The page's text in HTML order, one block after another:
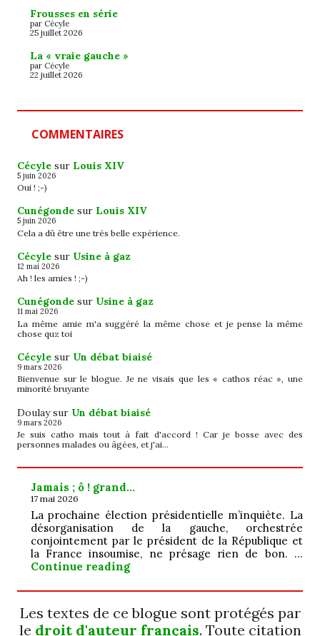
Frousses en série
par Cécyle
25 juillet 2026
La « vraie gauche »
par Cécyle
22 juillet 2026
COMMENTAIRES
Cécyle sur Louis XIV
5 juin 2026
Oui ! ;-)
Cunégonde sur Louis XIV
5 juin 2026
Cela a dû être une très belle expérience.
Cécyle sur Usine à gaz
12 mai 2026
Ah ! les amies ! ;-)
Cunégonde sur Usine à gaz
11 mai 2026
La même amie m'a suggéré la même chose et je pense la même
chose quz toi
Cécyle sur Un débat biaisé
9 mars 2026
Bienvenue sur le blogue. Je ne visais que les « cathos réac », une
minorité bruyante
Doulaysur Un débat biaisé
9 mars 2026
Je suis catho mais tout à fait d'accord ! Car je bosse avec des
personnes malades ou âgées, et j'ai…
Jamais ; ô ! grand…
17 mai 2026
La prochaine élection présidentielle m’inquiète. La
désorganisation de la gauche, orchestrée
conjointement par le président de la République et
la France insoumise, ne présage rien de bon. …
Continue readingJamais ; ô ! grand…
Les textes de ce blogue sont protégés par
le droit d'auteur français. Toute citation